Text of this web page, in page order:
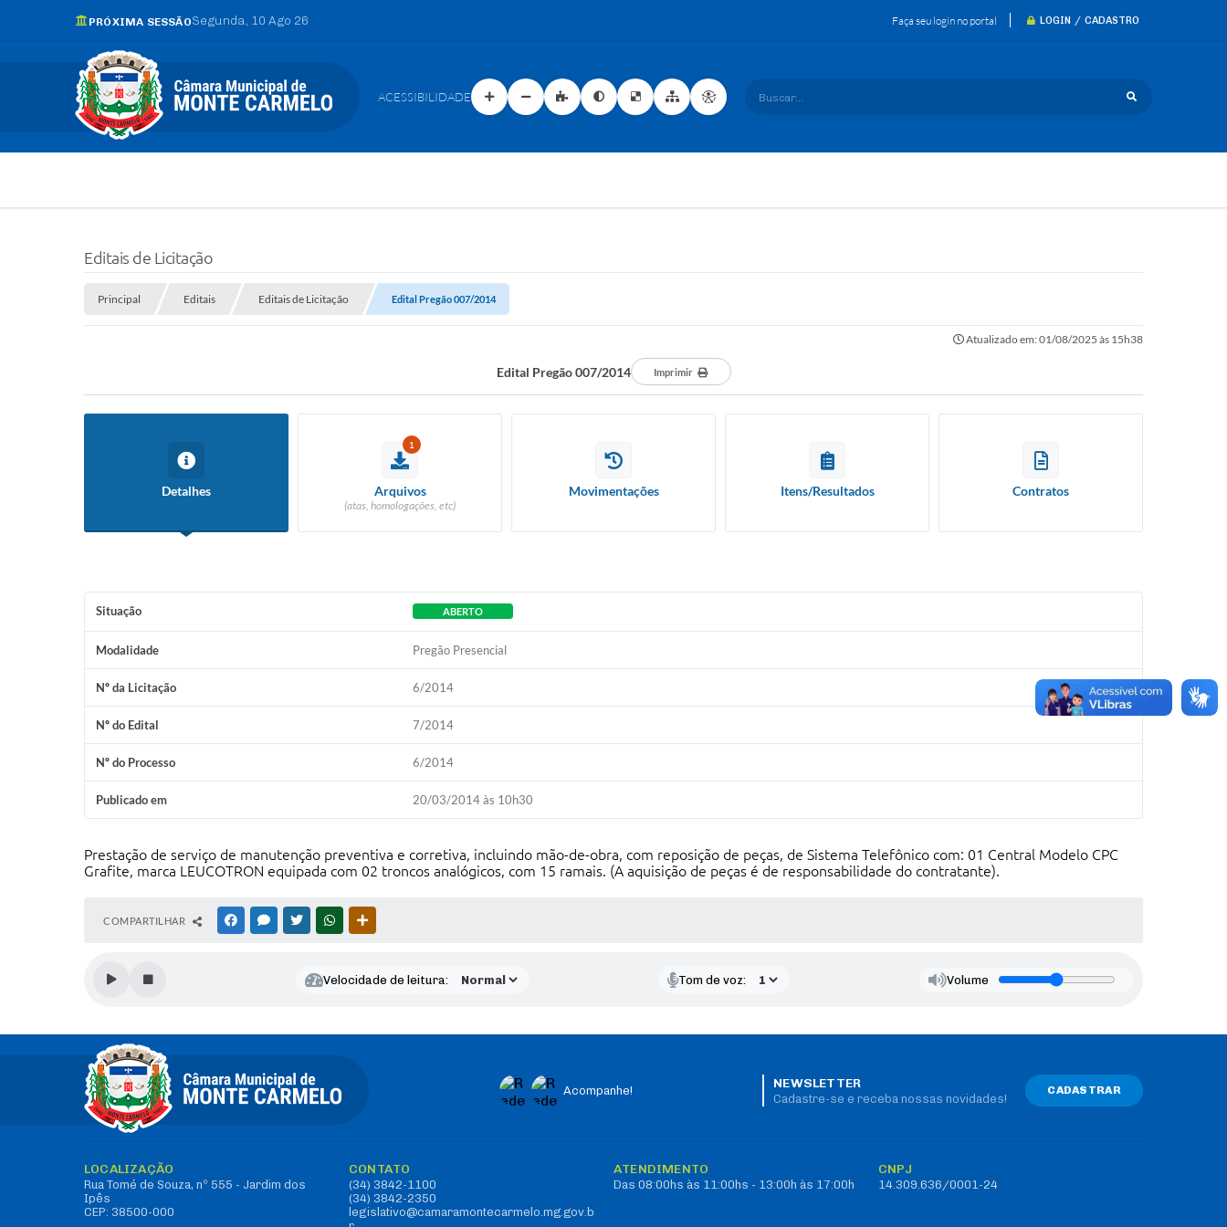
Faça seu login no portal LOGIN / CADASTRO
Buscar...
PRÓXIMA SESSÃOSegunda 10 Ago 26
ACESSIBILIDADE
Editais de Licitação
Principal Editais Editais de Licitação Edital Pregão 007/2014
Atualizado em: 01/08/2025 às 15h38
Edital Pregão 007/2014 Imprimir
Detalhes
1
Arquivos
(atas, homologações, etc)
Movimentações Itens/Resultados Contratos
Situação ABERTO
Modalidade Pregão Presencial
Nº da Licitação 6/2014
Nº do Edital 7/2014
Nº do Processo 6/2014
Publicado em 20/03/2014 às 10h30
Prestação de serviço de manutenção preventiva e corretiva, incluindo mão-de-obra, com reposição de peças, de Sistema Telefônico com: 01 Central Modelo CPC
Grafite, marca LEUCOTRON equipada com 02 troncos analógicos, com 15 ramais. (A aquisição de peças é de responsabilidade do contratante).
COMPARTILHAR FACEBOOKMESSENGER
TWITTERWHATSAPP
Velocidade de leitura: Tom de voz: Volume
Acompanhe! NEWSLETTER
Cadastre-se e receba nossas novidades!
CADASTRAR
LOCALIZAÇÃO
Rua Tomé de Souza, nº 555 - Jardim dos
Ipês
CEP: 38500-000
CONTATO
(34) 3842-1100
(34) 3842-2350
legislativo@camaramontecarmelo.mg.gov.b
ATENDIMENTO
Das 08:00hs às 11:00hs - 13:00h às 17:00h
CNPJ
14.309.636/0001-24